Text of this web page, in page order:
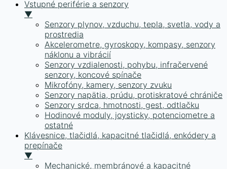
Vstupné periférie a senzory
▼
Senzory plynov, vzduchu, tepla, svetla, vody a
prostredia
Akcelerometre, gyroskopy, kompasy, senzory
náklonu a vibrácií
Senzory vzdialenosti, pohybu, infračervené
senzory, koncové spínače
Mikrofóny, kamery, senzory zvuku
Senzory napätia, prúdu, protiskratové chrániče
Senzory srdca, hmotnosti, gest, odtlačku
Hodinové moduly, joysticky, potenciometre a
ostatné
Klávesnice, tlačidlá, kapacitné tlačidlá, enkódery a
prepínače
▼
Mechanické, membránové a kapacitné